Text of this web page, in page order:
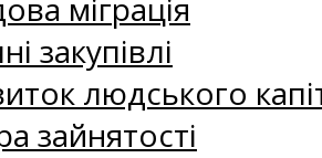
міграція
закупівлі
людського
зайнятості